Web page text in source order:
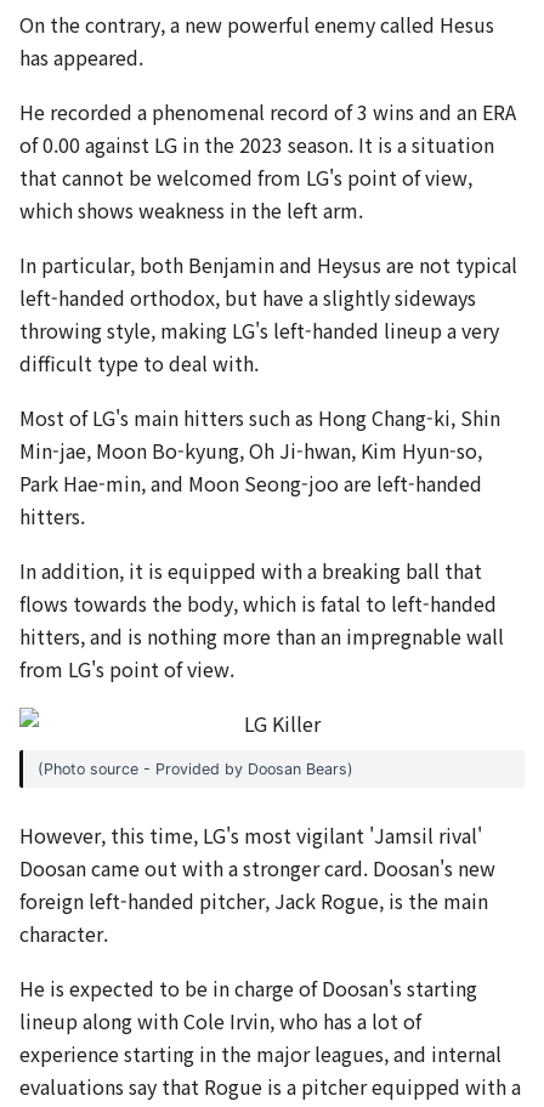
On the contrary, a new powerful enemy called Hesus
has appeared.
He recorded a phenomenal record of 3 wins and an ERA
of 0.00 against LG in the 2023 season. It is a situation
that cannot be welcomed from LG's point of view,
which shows weakness in the left arm.
In particular, both Benjamin and Heysus are not typical
left-handed orthodox, but have a slightly sideways
throwing style, making LG's left-handed lineup a very
difficult type to deal with.
Most of LG's main hitters such as Hong Chang-ki, Shin
Min-jae, Moon Bo-kyung, Oh Ji-hwan, Kim Hyun-so,
Park Hae-min, and Moon Seong-joo are left-handed
hitters.
In addition, it is equipped with a breaking ball that
flows towards the body, which is fatal to left-handed
hitters, and is nothing more than an impregnable wall
from LG's point of view.
(Photo source - Provided by Doosan Bears)
However, this time, LG's most vigilant 'Jamsil rival'
Doosan came out with a stronger card. Doosan's new
foreign left-handed pitcher, Jack Rogue, is the main
character.
He is expected to be in charge of Doosan's starting
lineup along with Cole Irvin, who has a lot of
experience starting in the major leagues, and internal
evaluations say that Rogue is a pitcher equipped with a